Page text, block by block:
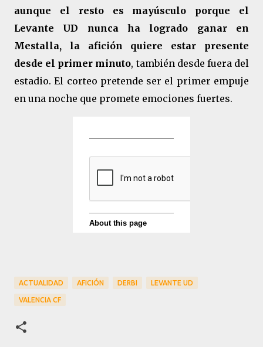
aunque el resto es mayúsculo porque el
Levante UD nunca ha logrado ganar en
Mestalla, la afición quiere estar presente
desde el primer minuto, también desde fuera del
estadio. El corteo pretende ser el primer empuje
en una noche que promete emociones fuertes.
ACTUALIDAD AFICIÓN DERBI LEVANTE UD
VALENCIA CF